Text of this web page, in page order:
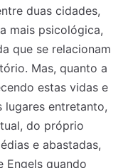
duas cidades,
mais psicológica,
que se relacionam
Mas, quanto a
estas vidas e
entretanto,
do próprio
e abastadas,
Engels quando